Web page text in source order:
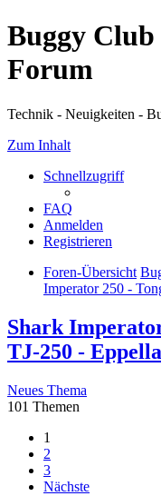
Buggy Club
Forum
Technik - Neuigkeiten -
Zum Inhalt
Schnellzugriff
FAQ
Anmelden
Registrieren
Foren-Übersicht
Imperator 250 -
Shark
TJ-250 -
Neues Thema
101 Themen
1
2
3
Nächste